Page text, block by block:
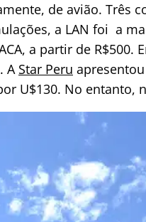
de avião. Três
a LAN foi a
a partir de
A Star Peru
U$130. No entanto,